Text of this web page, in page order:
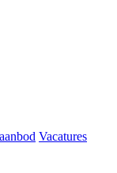
Vacatures